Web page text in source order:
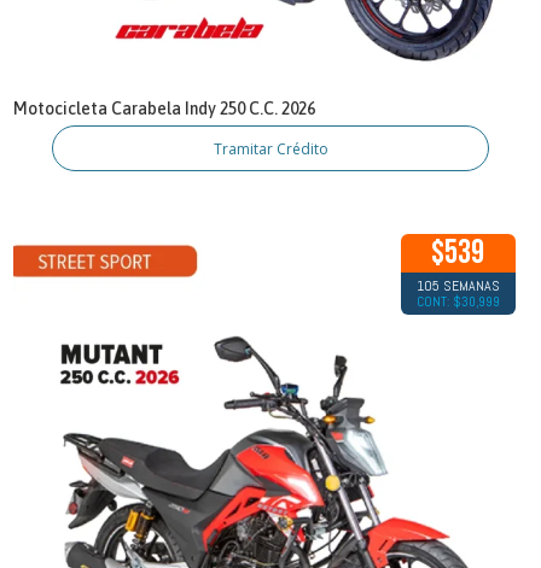
Motocicleta Carabela Indy 250 C.C. 2026
Tramitar Crédito
$539
105 SEMANAS
CONT: $30,999